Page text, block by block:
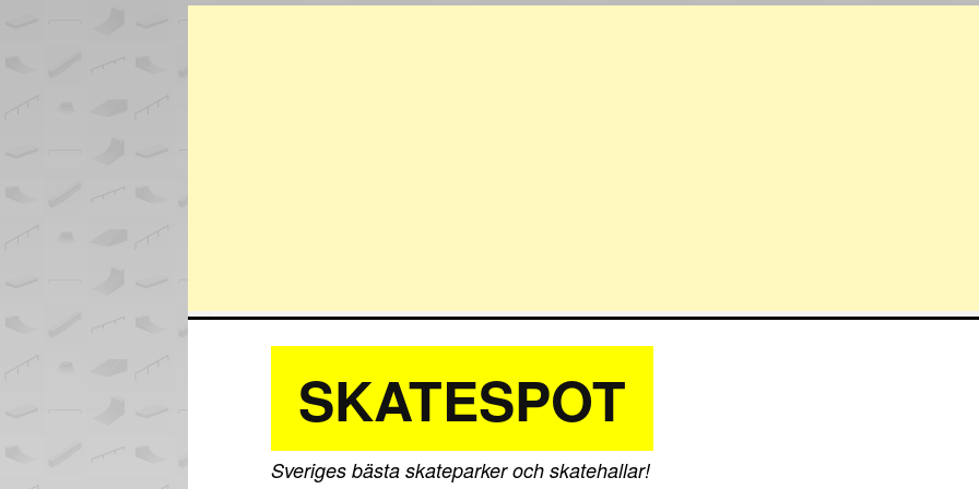
SKATESPOT
Sveriges bästa skateparker och skatehallar!